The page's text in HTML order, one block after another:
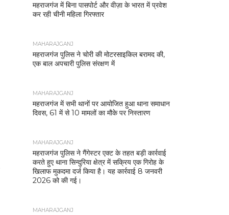
महराजगंज में बिना पासपोर्ट और वीज़ा के भारत में प्रवेश
कर रही चीनी महिला गिरफ्तार
MAHARAJGANJ
महराजगंज पुलिस ने चोरी की मोटरसाइकिल बरामद की,
एक बाल अपचारी पुलिस संरक्षण में
MAHARAJGANJ
महराजगंज में सभी थानों पर आयोजित हुआ थाना समाधान
दिवस, 61 में से 10 मामलों का मौके पर निस्तारण
MAHARAJGANJ
महराजगंज पुलिस ने गैंगेस्टर एक्ट के तहत बड़ी कार्रवाई
करते हुए थाना सिन्दुरिया क्षेत्र में सक्रिय एक गिरोह के
खिलाफ मुकदमा दर्ज किया है। यह कार्रवाई 8 जनवरी
2026 को की गई।
MAHARAJGANJ